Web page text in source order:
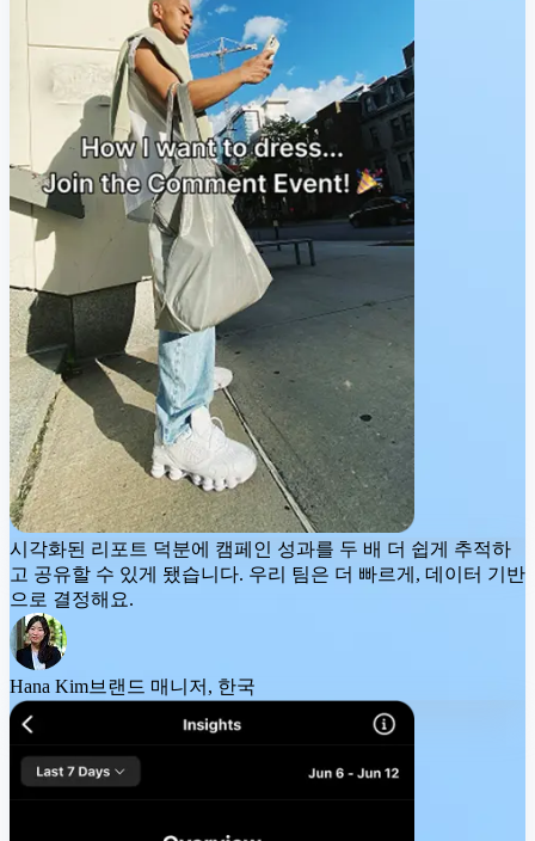
시각화된 리포트 덕분에 캠페인 성과를 두 배 더 쉽게
추적하
고 공유할 수 있게 됐습니다. 우리 팀은 더 빠르게, 데이터 기반
으로 결정해요.
Hana Kim브랜드 매니저, 한국